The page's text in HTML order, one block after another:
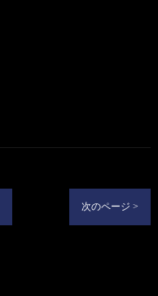
次のページ >